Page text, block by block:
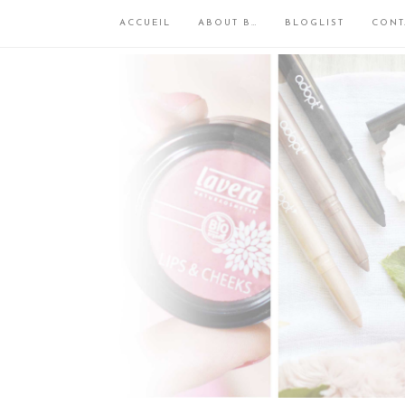
ACCUEIL ABOUT B… BLOGLIST